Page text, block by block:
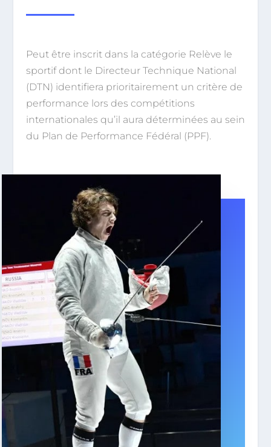
Peut être inscrit dans la catégorie Relève le
sportif dont le Directeur Technique National
(DTN) identifiera prioritairement un critère de
performance lors des compétitions
internationales qu’il aura déterminées au sein
du Plan de Performance Fédéral (PPF).